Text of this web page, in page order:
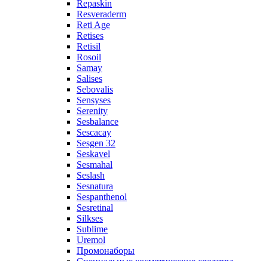
Repaskin
Resveraderm
Reti Age
Retises
Retisil
Rosoil
Samay
Salises
Sebovalis
Sensyses
Serenity
Sesbalance
Sescacay
Sesgen 32
Seskavel
Sesmahal
Seslash
Sesnatura
Sespanthenol
Sesretinal
Silkses
Sublime
Uremol
Промонаборы